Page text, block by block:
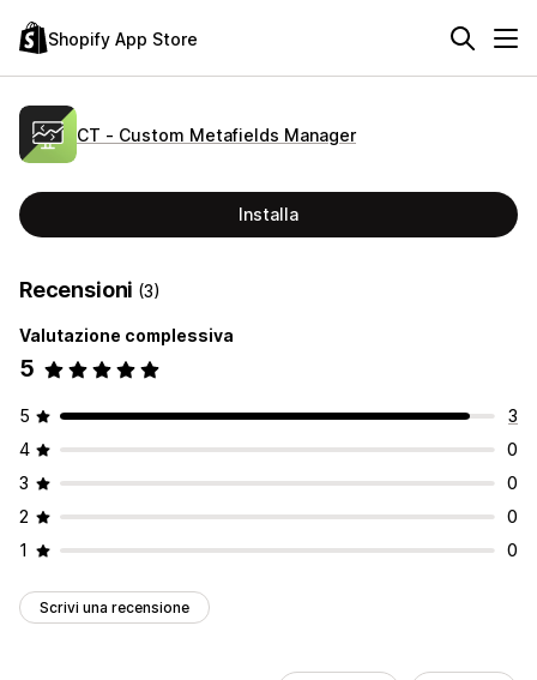
Shopify App Store
CT ‑ Custom Metafields Manager
Installa
Recensioni (3)
Valutazione complessiva
5
5
3
4
0
3
0
2
0
1
0
Scrivi una recensione